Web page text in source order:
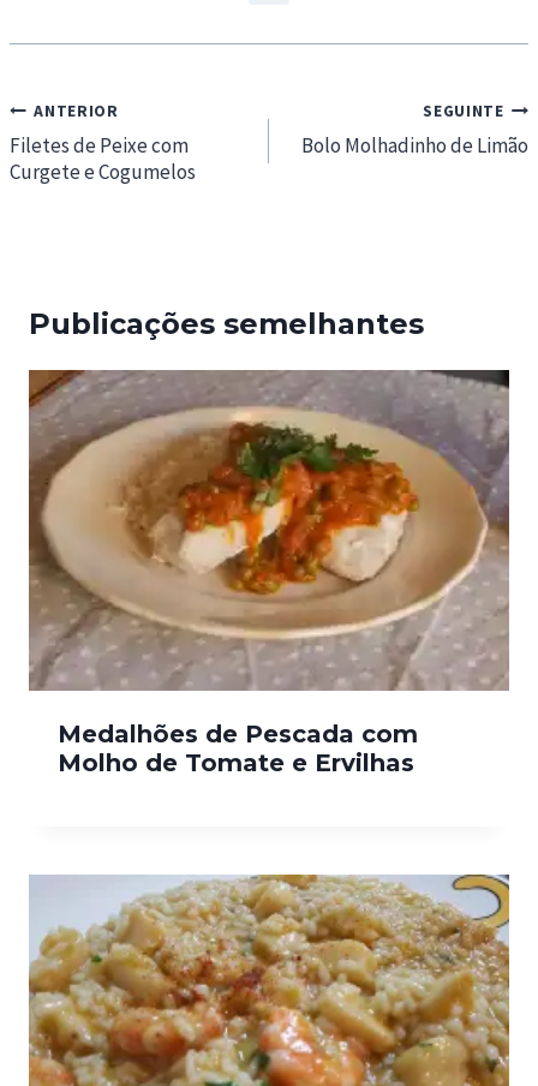
Navegação
de
artigos
ANTERIOR
Filetes de Peixe com
Curgete e Cogumelos
SEGUINTE
Bolo Molhadinho de Limão
Publicações semelhantes
Medalhões de Pescada com
Molho de Tomate e Ervilhas